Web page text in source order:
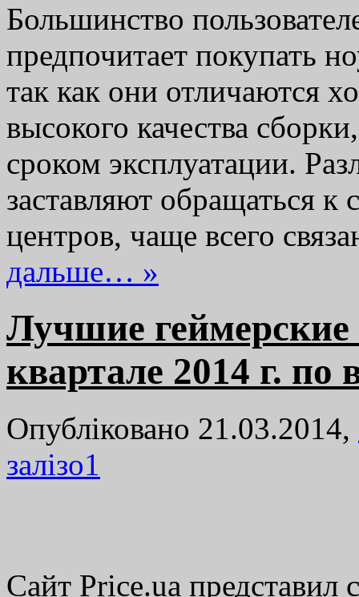
Большинство
предпочитает покупать
так как они отличаются
высокого качества
сроком эксплуатации.
заставляют обращаться к
центров, чаще всего
дальше… »
Лучшие геймерские
квартале 2014 г. по
Опубліковано 21.03.2014,
залізо1
Сайт Price.ua представил